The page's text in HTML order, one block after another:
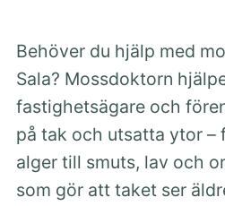
Behöver du hjälp med
Sala? Mossdoktorn
fastighetsägare och
på tak och utsatta ytor –
alger till smuts, lav och
som gör att taket ser